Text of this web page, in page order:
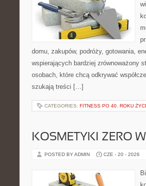
domu, zakupów, podróży, gotowania,
wspierających bardziej zrównoważony
osobach, które chcą odkrywać
szukają treści […]
CATEGORIES: FITNESS PO 40. ROKU
KOSMETYKI ZERO
POSTED BY ADMIN CZE - 20 - 2026